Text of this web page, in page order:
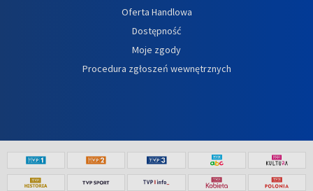
Oferta Handlowa
Dostępność
Moje zgody
Procedura zgłoszeń wewnętrznych